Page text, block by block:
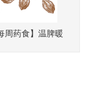
周药食】温脾暖